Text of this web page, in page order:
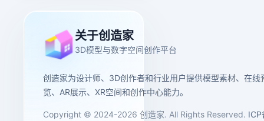
关于创造家
3D模型与数字空间创作平台
创造家为设计师、3D创作者和行业用户提供模型素材、在线
览、AR展示、XR空间和创作中心能力。
Copyright © 2024-2026 创造家. All Rights Reserved. ICP